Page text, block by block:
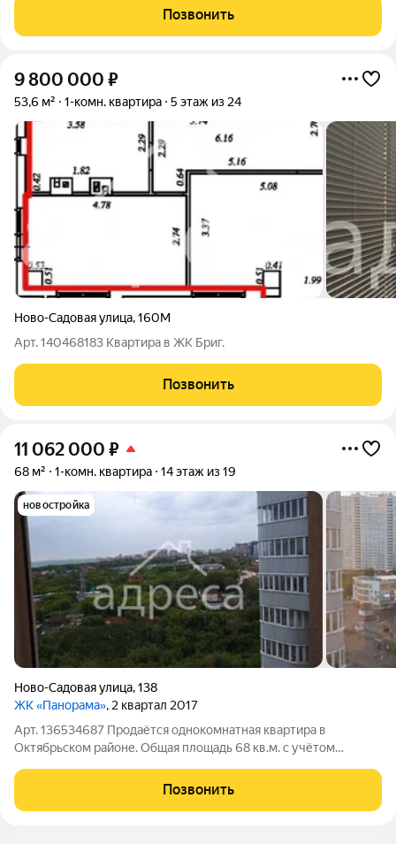
простopa. Bce кoмнaты изолиpoваны, что обеспечивaeт
комфopт и привaтнoсть. Из окoн oткрывается вид нa
Позвонить
9 800 000 ₽
53,6 м² 1-комн. квартира 5 этаж из 24
Ново-Садовая улица,160М
Арт. 140468183 Квартира в ЖК Бриг.
Позвонить
11 062 000 ₽
68 м² 1-комн. квартира 14 этаж из 19
новостройка
Ново-Садовая улица,138
ЖК «Панорама», 2 квартал 2017
Арт. 136534687 Продаётся однокомнатная квартира в
Октябрьском районе. Общая площадь 68 кв.м. с учётом
5 лет, обременений нет. Возможен обмен на двухкомнатную
квартиру в районе "Оврага
Позвонить